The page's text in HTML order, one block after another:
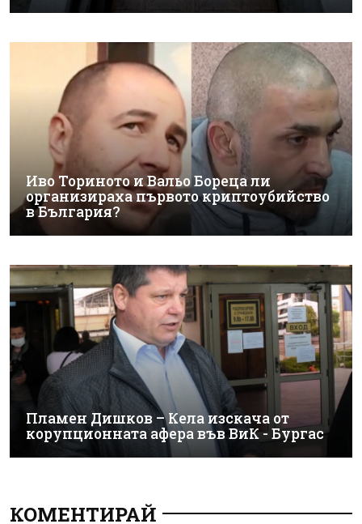
Иво Ториното и Вальо Бореца ли
организираха първото криптоубийство
в България?
Пламен Дишков – Кела изскача от
корупционната афера във ВиК - Бургас
КОМЕНТИРАЙ